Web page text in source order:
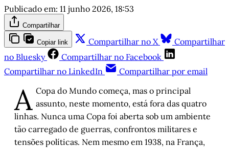
Publicado em: 11 junho 2026, 18:53
Compartilhar
Copiar link Compartilhar no X
Compartilhar
no Bluesky
Compartilhar no Facebook
Compartilhar no LinkedIn
Compartilhar por email
A Copa do Mundo começa, mas o principal
assunto, neste momento, está fora das quatro
linhas. Nunca uma Copa foi aberta sob um ambiente
tão carregado de guerras, confrontos militares e
tensões políticas. Nem mesmo em 1938, na França,